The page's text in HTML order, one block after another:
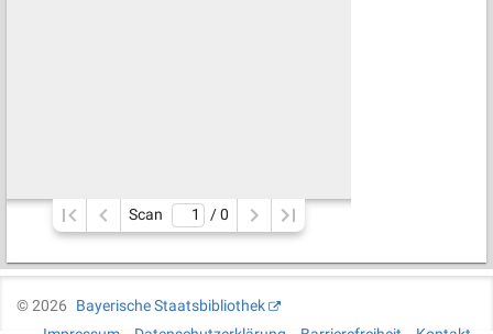
Scan / 0
©2026
Bayerische Staatsbibliothek